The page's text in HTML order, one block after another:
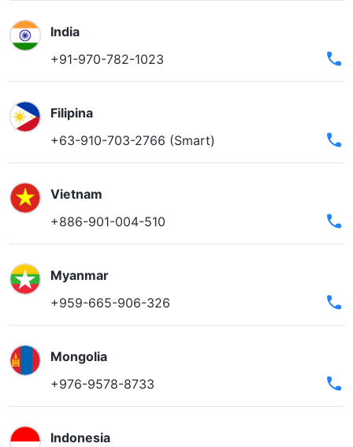
India
+91-970-782-1023
Filipina
+63-910-703-2766 (Smart)
Vietnam
+886-901-004-510
Myanmar
+959-665-906-326
Mongolia
+976-9578-8733
Indonesia